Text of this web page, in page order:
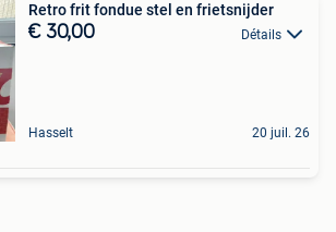
Retro frit fondue stel en frietsnijder
€ 30,00 Détails
Hasselt 20 juil. 26